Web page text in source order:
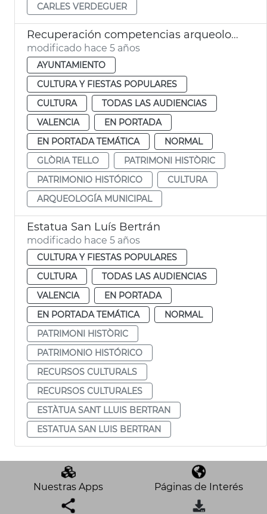
CARLES VERDEGUER
Recuperación competencias arqueología
modificado hace 5 años
AYUNTAMIENTO
CULTURA Y FIESTAS POPULARES
CULTURA
TODAS LAS AUDIENCIAS
VALENCIA
EN PORTADA
EN PORTADA TEMÁTICA
NORMAL
GLÒRIA TELLO
PATRIMONI HISTÒRIC
PATRIMONIO HISTÓRICO
CULTURA
ARQUEOLOGÍA MUNICIPAL
Estatua San Luís Bertrán
modificado hace 5 años
CULTURA Y FIESTAS POPULARES
CULTURA
TODAS LAS AUDIENCIAS
VALENCIA
EN PORTADA
EN PORTADA TEMÁTICA
NORMAL
PATRIMONI HISTÒRIC
PATRIMONIO HISTÓRICO
RECURSOS CULTURALS
RECURSOS CULTURALES
ESTÀTUA SANT LLUIS BERTRAN
ESTATUA SAN LUIS BERTRAN
Nuestras Apps Páginas de Interés